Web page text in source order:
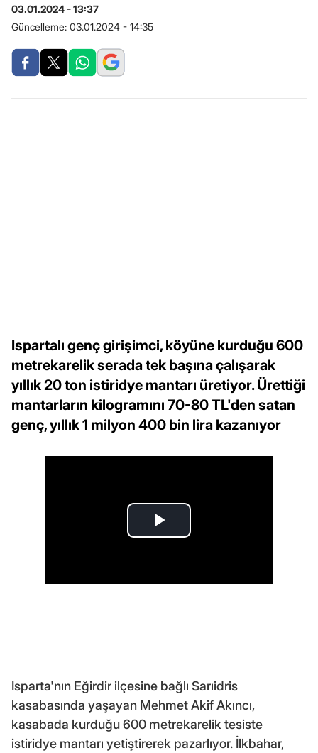
03.01.2024 - 13:37
Güncelleme: 03.01.2024 - 14:35
Ispartalı genç girişimci, köyüne kurduğu 600
metrekarelik serada tek başına çalışarak
yıllık 20 ton istiridye mantarı üretiyor. Ürettiği
mantarların kilogramını 70-80 TL'den satan
genç, yıllık 1 milyon 400 bin lira kazanıyor
Isparta'nın Eğirdir ilçesine bağlı Sarıidris
kasabasında yaşayan Mehmet Akif Akıncı,
kasabada kurduğu 600 metrekarelik tesiste
istiridye mantarı yetiştirerek pazarlıyor. İlkbahar,